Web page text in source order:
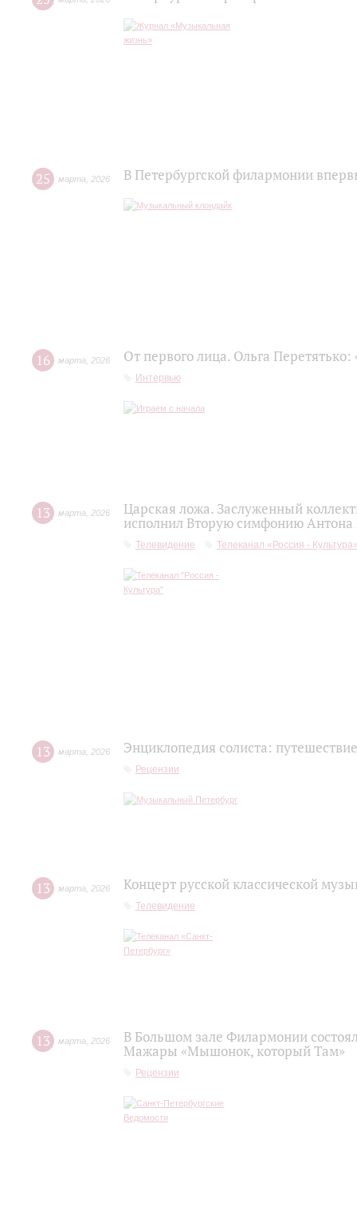
25 марта 2026 В Петербургской филармонии
16 марта 2026 От первого лица. Ольга Перетятько:
Интервью
13 марта 2026
Царская ложа. Заслуженный
исполнил Вторую симфонию Антона
Телевидение Телеканал «Россия -
13 марта 2026 Энциклопедия солиста:
Рецензии
13 марта 2026 Концерт русской классической
Телевидение
13 марта 2026
В Большом зале Филармонии
Мажары «Мышонок, который Там»
Рецензии